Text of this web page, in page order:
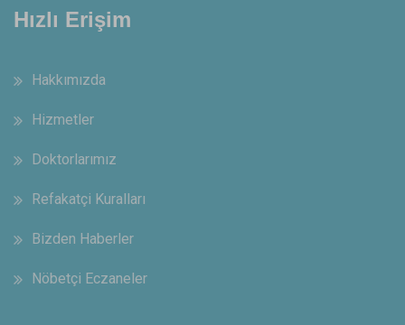
Hızlı Erişim
Hakkımızda
Hizmetler
Doktorlarımız
Refakatçi Kuralları
Bizden Haberler
Nöbetçi Eczaneler